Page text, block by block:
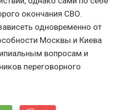
окончания СВО.
одновременно от
Москвы и Киева
вопросам и
переговорного